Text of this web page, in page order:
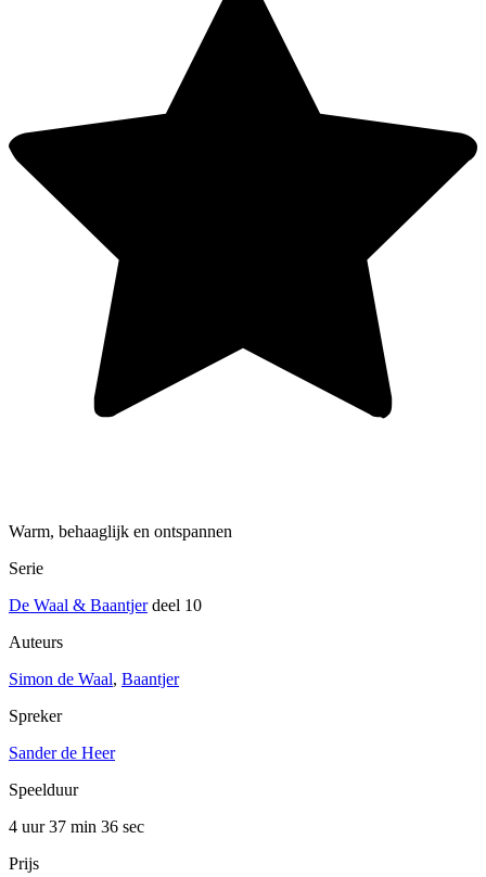
Warm, behaaglijk en ontspannen
Serie
De Waal & Baantjerdeel 10
Auteurs
Simon de Waal, Baantjer
Spreker
Sander de Heer
Speelduur
4 uur 37 min 36 sec
Prijs